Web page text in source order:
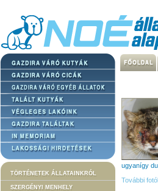
TÖRTÉNETEK ÁLLATAINKRÓL
SZERGÉNYI MENHELY
ugyanígy
További